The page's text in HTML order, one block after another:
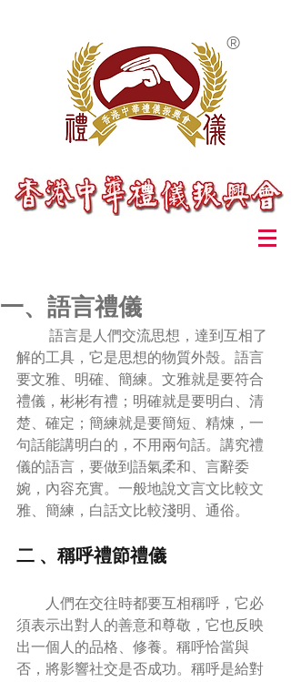
®
一、語言禮儀
解的工具，它是思想的物質外殼。語言
要文雅、明確、簡練。文雅就是要符合
禮儀，彬彬有禮；明確就是要明白、清
楚、確定；簡練就是要簡短、精煉，一
句話能講明白的，不用兩句話。講究禮
儀的語言，要做到語氣柔和、言辭委
婉，內容充實。一般地說文言文比較文
雅、簡練，白話文比較淺明、通俗。
二 、稱呼禮節禮儀
須表示出對人的善意和尊敬，它也反映
出一個人的品格、修養。稱呼恰當與
否，將影響社交是否成功。稱呼是給對